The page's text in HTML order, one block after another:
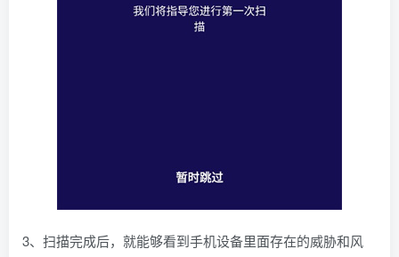
3、扫描完成后，就能够看到手机设备里面存在的威胁和风